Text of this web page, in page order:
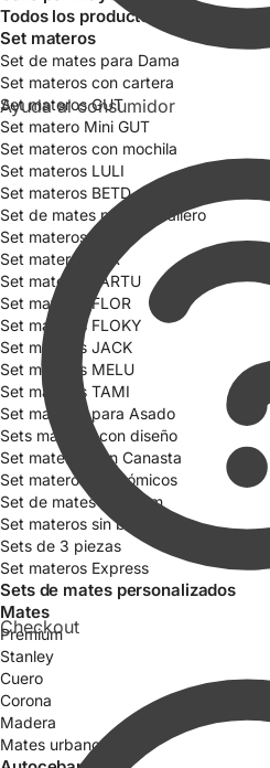
Ayuda al consumidor
Checkout
Todos los productos
Set materos
Set de mates para Dama
Set materos con cartera
Set materos GUT
Set matero Mini GUT
Set materos con mochila
Set materos LULI
Set materos BETD
Set de mates para Caballero
Set materos CATA
Set materos FAR
Set materos FARTU
Set materos FLOR
Set materos FLOKY
Set materos JACK
Set materos MELU
Set materos TAMI
Set materos para Asado
Sets materos con diseño
Set materos con Canasta
Set materos Económicos
Set de mates Premium
Set materos sin bolso
Sets de 3 piezas
Set materos Express
Sets de mates personalizados
Mates
Premium
Stanley
Cuero
Corona
Madera
Mates urbano